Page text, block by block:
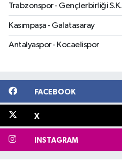
Trabzonspor - Gençlerbirliği S.K.
Kasımpaşa - Galatasaray
Antalyaspor - Kocaelispor
FACEBOOK
X
INSTAGRAM